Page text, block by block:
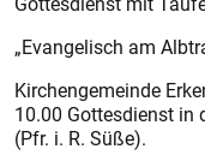
„Evangelisch am
Kirchengemeinde
10.00 Gottesdienst in
(Pfr. i. R. Süße).